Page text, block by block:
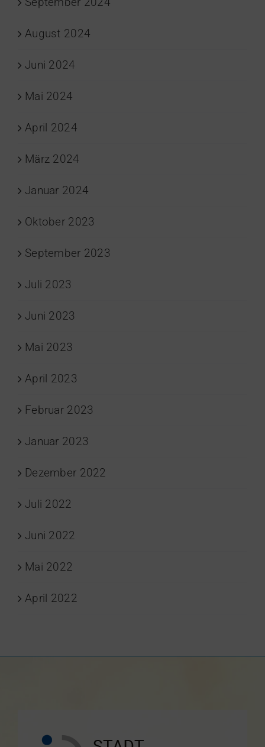
August 2024
Juni 2024
Mai 2024
April 2024
März 2024
Januar 2024
Oktober 2023
September 2023
Juli 2023
Juni 2023
Mai 2023
April 2023
Februar 2023
Januar 2023
Dezember 2022
Juli 2022
Juni 2022
Mai 2022
April 2022